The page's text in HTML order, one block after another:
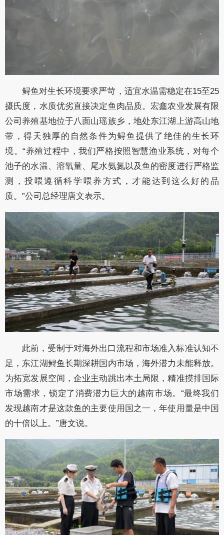
鲟鱼对生长环境要求严苛，适宜水温需稳定在15至25
摄氏度，水质优劣直接决定鱼肉品质。宏鑫农业发展有限
公司养殖基地位于八面山瑶族乡，地处东江湖上游高山地
带，得天独厚的自然条件为鲟鱼提供了绝佳的生长环
境。“养殖过程中，我们严格按照智慧渔业系统，对每个
池子的水温、溶氧量、尾水氨氮以及鱼的密度进行严格监
测，投喂遵循科学喂养方式，才能达到这么好的品
质。”公司总经理唐文表示。
此前，受制于对海外出口流程和市场准入标准认知不
足，东江湖鲟鱼长期深耕国内市场，海外潜力未能释放。
为拓宽发展空间，企业主动跳出本土局限，精准摸排国际
市场需求，锁定了消费潜力巨大的越南市场。“最终我们
发现越南才是这款鱼的主要使用国之一，年使用量是中国
的十倍以上。”唐文说。